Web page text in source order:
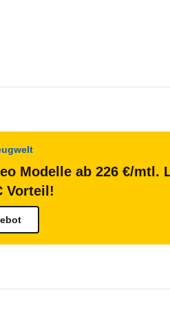
Modelle ab 226 €/mtl.
Vorteil!